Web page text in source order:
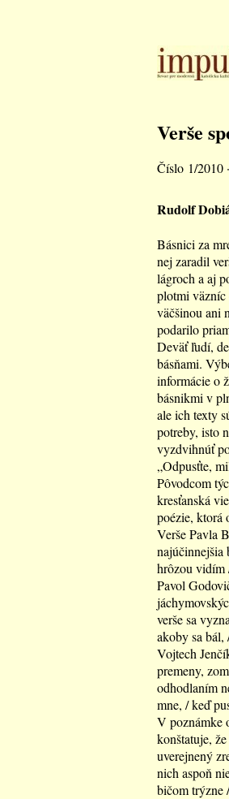
Verše
Číslo 1/2010 ·
Rudolf
Básnici za
nej zaradil
lágroch a aj
plotmi väzníc
väčšinou ani
podarilo
Deväť ľudí,
básňami.
informácie o
básnikmi v
ale ich texty
potreby, isto
vyzdvihnúť
„Odpusťte,
Pôvodcom
kresťanská
poézie, ktorá
Verše Pavla
najúčinnejšia
hrôzou vidím
Pavol
verše sa
akoby sa bál,
Vojtech
premeny,
odhodlaním
mne, / keď
V poznámke
konštatuje,
uverejnený
nich aspoň
bičom trýzne